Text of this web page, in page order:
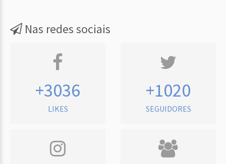
Nas redes sociais
+3036
LIKES
+1020
SEGUIDORES